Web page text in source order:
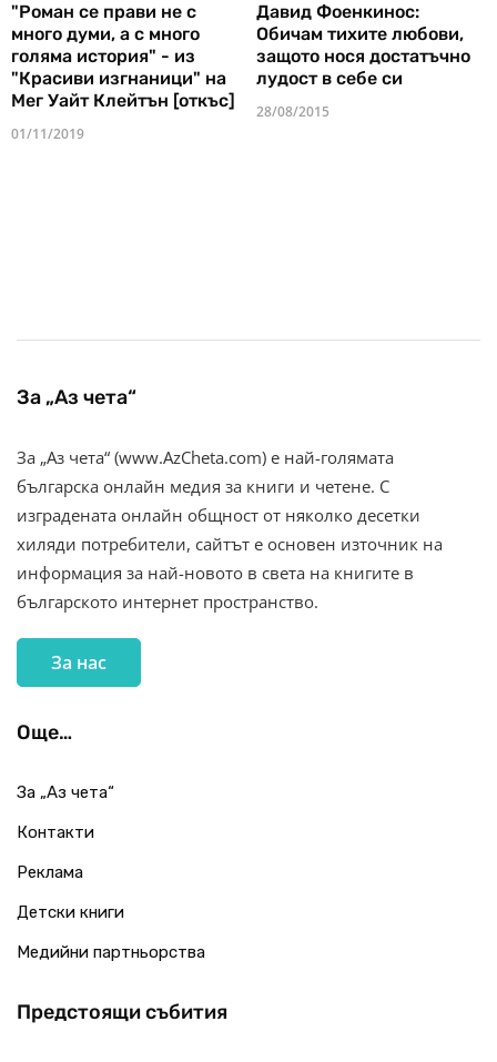
"Роман се прави не с
много думи, а с много
голяма история" - из
"Красиви изгнаници" на
Мег Уайт Клейтън [откъс]
01/11/2019
Давид Фоенкинос:
Обичам тихите любови,
защото нося достатъчно
лудост в себе си
28/08/2015
За „Аз чета“
За „Аз чета“ (www.AzCheta.com) е най-голямата
българска онлайн медия за книги и четене. С
изградената онлайн общност от няколко десетки
хиляди потребители, сайтът е основен източник на
информация за най-новото в света на книгите в
българското интернет пространство.
За нас
Още…
За „Аз чета“
Контакти
Реклама
Детски книги
Медийни партньорства
Предстоящи събития